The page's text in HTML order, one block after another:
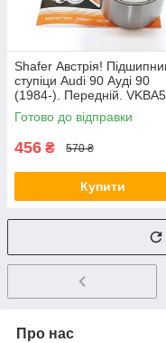
Shafer Австрія!
ступіци Audi 90 Ауді 90
(1984-). Передній.
R154.26 , 713610160
Готово до відправки
456 ₴ 570 ₴
Купити
Про нас